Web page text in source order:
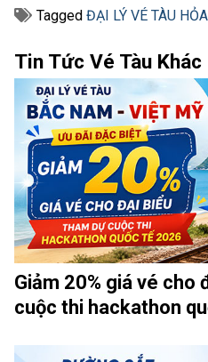
Tagged ĐẠI LÝ VÉ TÀU
Tin Tức Vé Tàu Khác
Giảm 20% giá vé cho
cuộc thi hackathon